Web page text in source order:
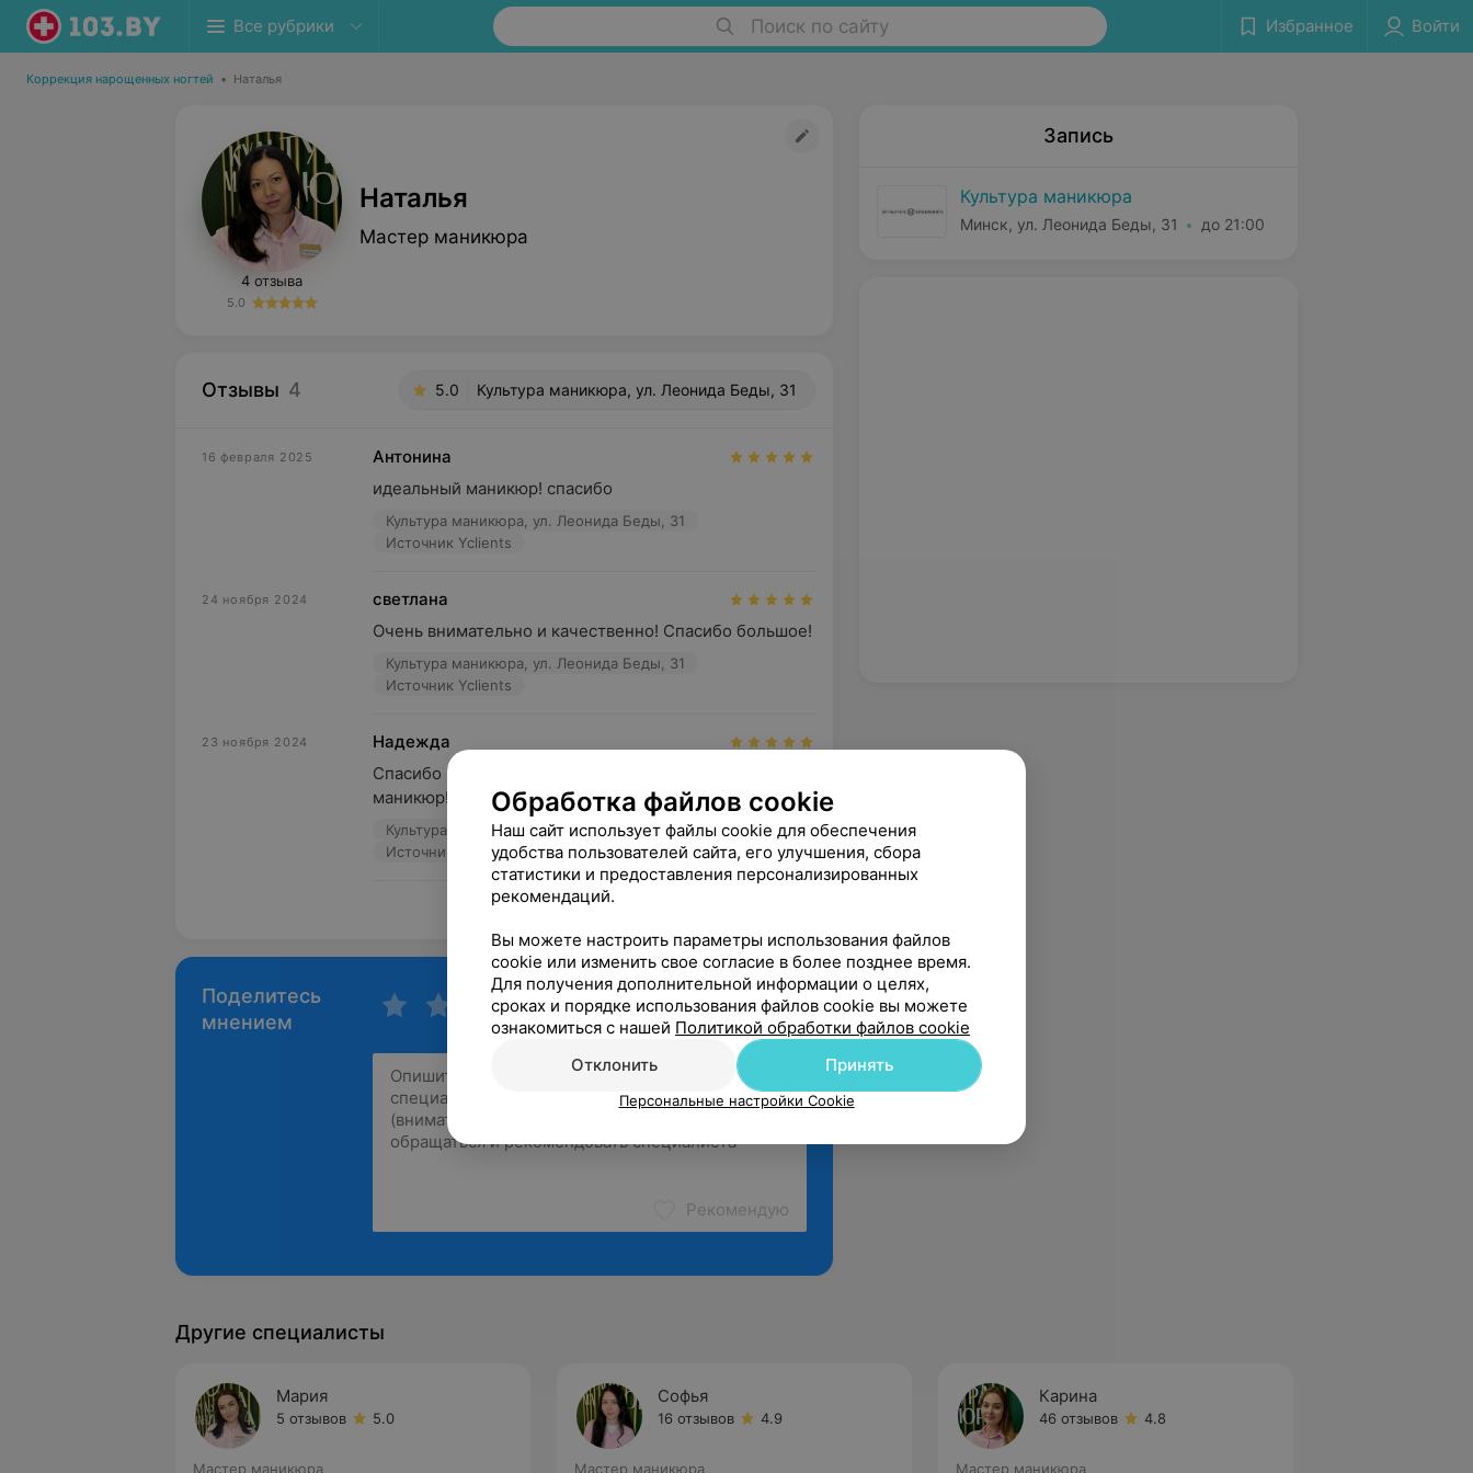
Все рубрики Поиск по сайту Избранное Войти
Коррекция нарощенных ногтей • Наталья
4 отзыва
5.0
Наталья
Мастер маникюра
Отзывы 4 5.0 Культура маникюра, ул. Леонида Беды, 31
16 февраля 2025
Антонина
идеальный маникюр! спасибо
Культура маникюра, ул. Леонида Беды, 31
Источник Yclients
24 ноября 2024
светлана
Очень внимательно и качественно! Спасибо большое!
Культура маникюра, ул. Леонида Беды, 31
Источник Yclients
23 ноября 2024
Надежда
Спасибо Наталье за красивый и качественный
маникюр!
Культура маникюра, ул. Леонида Беды, 31
Источник Yclients
Показать ещё
Поделитесь
мнением
Рекомендую
Запись
Культура маникюра
Минск, ул. Леонида Беды, 31 до 21:00
Другие специалисты
Мария
5 отзывов 5.0
Мастер маникюра
Софья
16 отзывов 4.9
Мастер маникюра
Карина
46 отзывов 4.8
Мастер маникюра
Обработка файлов cookie
Наш сайт использует файлы cookie для обеспечения
удобства пользователей сайта, его улучшения, сбора
статистики и предоставления персонализированных
рекомендаций.
Вы можете настроить параметры использования файлов
cookie или изменить свое согласие в более позднее время.
Для получения дополнительной информации о целях,
сроках и порядке использования файлов cookie вы можете
ознакомиться с нашей Политикой обработки файлов cookie
Отклонить
Принять
Персональные настройки Cookie